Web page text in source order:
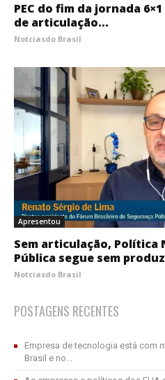
PEC do fim da jornada
de articulação...
Notciasdo Brasil
Apresentou
Sem articulação, Política
Pública segue sem
Notciasdo Brasil
POSTAGENS RECENTES
Empresa de tecnologia está com
Brasil e no...